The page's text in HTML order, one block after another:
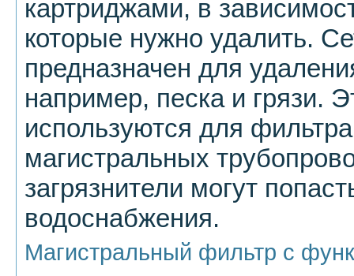
картриджами, в
которые нужно удалить.
предназначен для
например, песка и грязи.
используются для
магистральных
загрязнители могут
водоснабжения.
Магистральный фильтр с